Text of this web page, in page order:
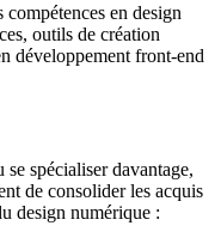
en design
outils de création
développement front-end
se spécialiser davantage,
de consolider les acquis
design numérique :